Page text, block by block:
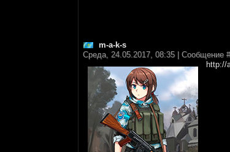
m-a-k-s
Среда, 24.05.2017, 08:35 | Сообщение
http://